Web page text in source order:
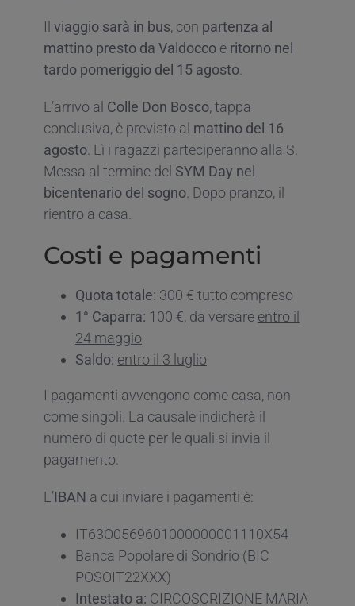
Il viaggio sarà in bus, con partenza al
mattino presto da Valdoccoe ritorno nel
tardo pomeriggio del 15 agosto.
L’arrivo al Colle Don Bosco, tappa
conclusiva, è previsto al mattino del 16
agosto. Lì i ragazzi parteciperanno alla S.
Messa al termine del SYM Day nel
bicentenario del sogno. Dopo pranzo, il
rientro a casa.
Costi e pagamenti
Quota totale: 300 € tutto compreso
1° Caparra: 100 €, da versare entro il
24 maggio
Saldo: entro il 3 luglio
I pagamenti avvengono come casa, non
come singoli. La causale indicherà il
numero di quote per le quali si invia il
pagamento.
L’IBAN a cui inviare i pagamenti è:
IT63O0569601000000001110X54
Banca Popolare di Sondrio (BIC
POSOIT22XXX)
Intestato a: CIRCOSCRIZIONE MARIA